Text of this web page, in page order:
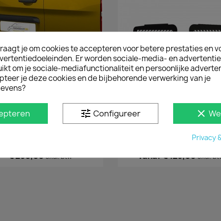
 Snel bekijken
Peugeot Expert Gepolijst
€ 290,00excl. btw
 Snel bekijken
Raamroosters Peugeot
Deuren 2016+ Zwart
vanaf€ 125,00excl.
je om cookies te accepteren voor betere prestaties en
Er worden sociale-media- en
om je sociale-mediafunctionaliteit en persoonlijke
je deze cookies en de bijbehorende verwerking van je
tune Configureer clear
Privacy